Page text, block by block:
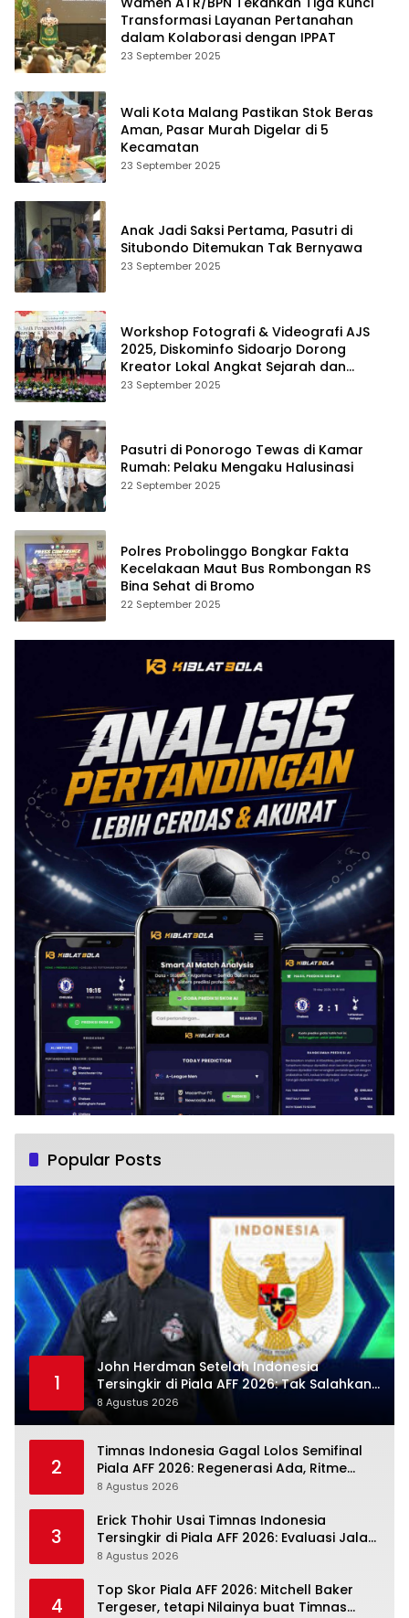
Transformasi Layanan Pertanahan
dalam Kolaborasi dengan IPPAT
23 September 2025
Wali Kota Malang Pastikan Stok Beras
Aman, Pasar Murah Digelar di 5
Kecamatan
23 September 2025
Anak Jadi Saksi Pertama, Pasutri di
Situbondo Ditemukan Tak Bernyawa
23 September 2025
Workshop Fotografi & Videografi AJS
2025, Diskominfo Sidoarjo Dorong
Kreator Lokal Angkat Sejarah dan
Budaya
23 September 2025
Pasutri di Ponorogo Tewas di Kamar
Rumah: Pelaku Mengaku Halusinasi
22 September 2025
Polres Probolinggo Bongkar Fakta
Kecelakaan Maut Bus Rombongan RS
Bina Sehat di Bromo
22 September 2025
Popular Posts
1
John Herdman Setelah Indonesia
Tersingkir di Piala AFF 2026: Tak Salahkan
Wasit, Mitchell Baker Tetap Jadi Modal
8 Agustus 2026
2
Timnas Indonesia Gagal Lolos Semifinal
Piala AFF 2026: Regenerasi Ada, Ritme
Kompetisi Masih Harus Mengejar
8 Agustus 2026
3
Erick Thohir Usai Timnas Indonesia
Tersingkir di Piala AFF 2026: Evaluasi Jalan,
Agenda Berikutnya Sudah Dekat
8 Agustus 2026
4
Top Skor Piala AFF 2026: Mitchell Baker
Tergeser, tetapi Nilainya buat Timnas